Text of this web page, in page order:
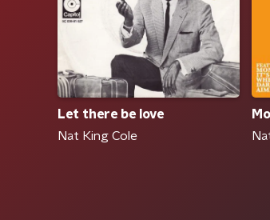
Let there be love
Nat King Cole